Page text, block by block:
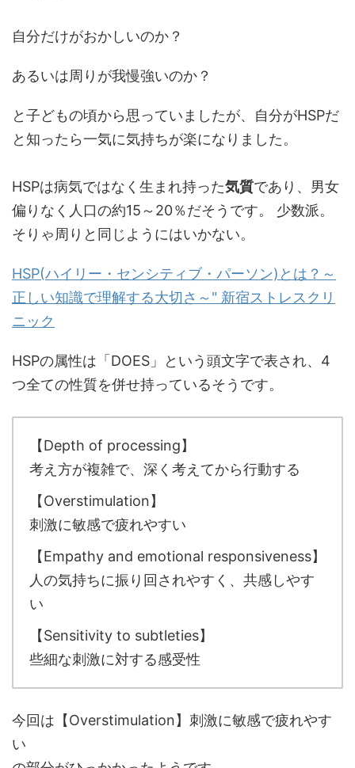
自分だけがおかしいのか？
あるいは周りが我慢強いのか？
と子どもの頃から思っていましたが、自分がHSPだ
と知ったら一気に気持ちが楽になりました。
HSPは病気ではなく生まれ持った気質であり、男女
偏りなく人口の約15～20％だそうです。 少数派。
そりゃ周りと同じようにはいかない。
HSP(ハイリー・センシティブ・パーソン)とは？～
正しい知識で理解する大切さ～" 新宿ストレスクリ
ニック
HSPの属性は「DOES」という頭文字で表され、4
つ全ての性質を併せ持っているそうです。
【Depth of processing】
考え方が複雑で、深く考えてから行動する
【Overstimulation】
刺激に敏感で疲れやすい
【Empathy and emotional responsiveness】
人の気持ちに振り回されやすく、共感しやす
い
【Sensitivity to subtleties】
些細な刺激に対する感受性
今回は【Overstimulation】刺激に敏感で疲れやす
い